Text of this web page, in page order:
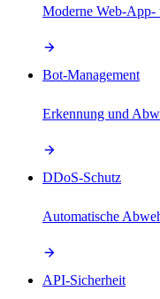
Moderne Web-App-
Bot-Management
Erkennung und
DDoS-Schutz
Automatische
API-Sicherheit